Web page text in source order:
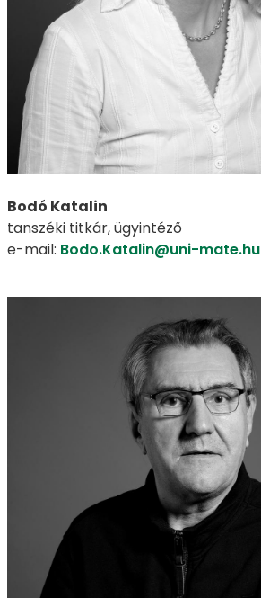
Bodó Katalin
tanszéki titkár, ügyintéző
e-mail: Bodo.Katalin@uni-mate.hu